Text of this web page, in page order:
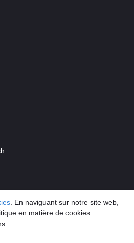
. En naviguant sur notre site web,
en matière de cookies